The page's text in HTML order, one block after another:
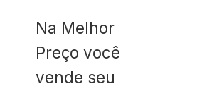
Na Melhor
Preço você
vende seu